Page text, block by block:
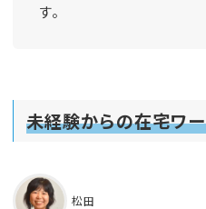
す。
未経験からの在宅ワ
松田